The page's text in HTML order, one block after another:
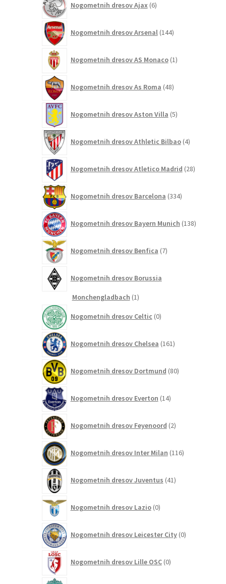
Nogometnih dresov Ajax 6izdelkov
Nogometnih dresov Arsenal 144izdelkov
Nogometnih dresov AS Monaco 1izdelek
Nogometnih dresov As Roma 48izdelkov
Nogometnih dresov Aston Villa 5izdelkov
Nogometnih dresov Athletic Bilbao 4izdelki
Nogometnih dresov Atletico Madrid 28izdelkov
Nogometnih dresov Barcelona 334izdelkov
Nogometnih dresov Bayern Munich 138izdelkov
Nogometnih dresov Benfica 7izdelkov
Nogometnih dresov Borussia
Monchengladbach 11
Nogometnih dresov Celtic 0izdelkov
Nogometnih dresov Chelsea 161izdelkov
Nogometnih dresov Dortmund 80izdelkov
Nogometnih dresov Everton 14izdelkov
Nogometnih dresov Feyenoord 2izdelka
Nogometnih dresov Inter Milan 116izdelkov
Nogometnih dresov Juventus 41izdelkov
Nogometnih dresov Lazio 0izdelkov
Nogometnih dresov Leicester City 0izdelkov
Nogometnih dresov Lille OSC 0izdelkov